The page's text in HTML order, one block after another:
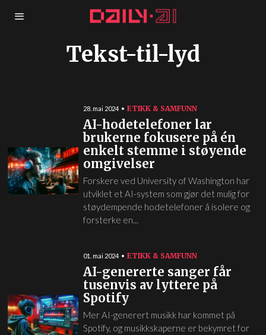
Tekst-til-lyd
28. mai 2024 ETIKK & SAMFUNN
AI-hodetelefoner lar
brukerne fokusere på én
enkelt stemme i støyende
omgivelser
Forskere ved University of Washington har
utviklet et AI-system som gjør det mulig for
støydempende hodetelefoner å isolere og
forsterke en...
01. mai 2024 ETIKK & SAMFUNN
AI-genererte sanger får
tusenvis av lyttere på
Spotify
Mer AI-generert musikk har kommet på
Spotify, og musikkskaperne er bekymret for